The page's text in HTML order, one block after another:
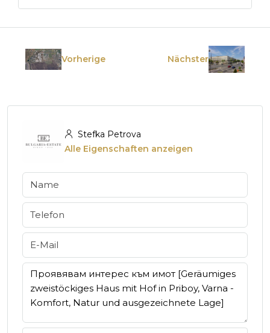
Vorherige Nächster
Stefka Petrova
Alle Eigenschaften anzeigen